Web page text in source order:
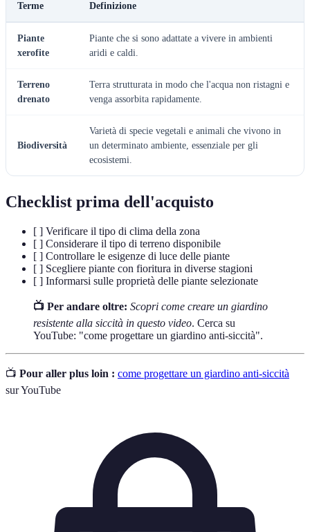
Terme Definizione
Piante
xerofite
Piante che si sono adattate a vivere in ambienti
aridi e caldi.
Terreno
drenato
Terra strutturata in modo che l'acqua non ristagni e
venga assorbita rapidamente.
Biodiversità
Varietà di specie vegetali e animali che vivono in
un determinato ambiente, essenziale per gli
ecosistemi.
Checklist prima dell'acquisto
[ ] Verificare il tipo di clima della zona
[ ] Considerare il tipo di terreno disponibile
[ ] Controllare le esigenze di luce delle piante
[ ] Scegliere piante con fioritura in diverse stagioni
[ ] Informarsi sulle proprietà delle piante selezionate
📺 Per andare oltre: Scopri come creare un giardino
resistente alla siccità in questo video. Cerca su
YouTube: "come progettare un giardino anti-siccità".
📺 Pour aller plus loin : come progettare un giardino anti-siccità
sur YouTube